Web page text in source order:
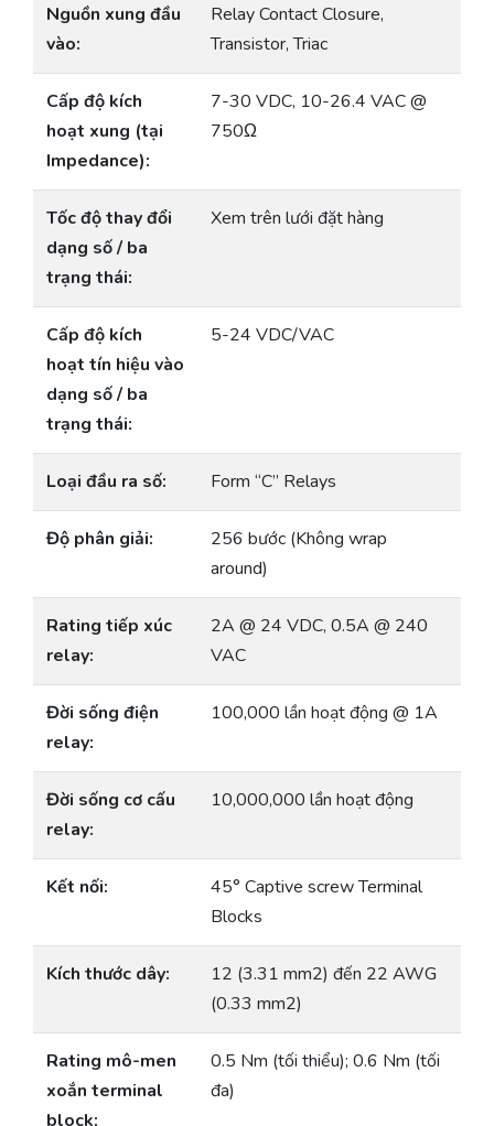
Nguồn xung đầu
vào:
Relay Contact Closure,
Transistor, Triac
Cấp độ kích
hoạt xung (tại
Impedance):
7-30 VDC, 10-26.4 VAC @
750Ω
Tốc độ thay đổi
dạng số / ba
trạng thái:
Xem trên lưới đặt hàng
Cấp độ kích
hoạt tín hiệu vào
dạng số / ba
trạng thái:
5-24 VDC/VAC
Loại đầu ra số: Form “C” Relays
Độ phân giải:
256 bước (Không wrap
around)
Rating tiếp xúc
relay:
2A @ 24 VDC, 0.5A @ 240
VAC
Đời sống điện
relay:
100,000 lần hoạt động @ 1A
Đời sống cơ cấu
relay:
10,000,000 lần hoạt động
Kết nối:
45° Captive screw Terminal
Blocks
Kích thước dây:
12 (3.31 mm2) đến 22 AWG
(0.33 mm2)
Rating mô-men
xoắn terminal
block:
0.5 Nm (tối thiểu); 0.6 Nm (tối
đa)